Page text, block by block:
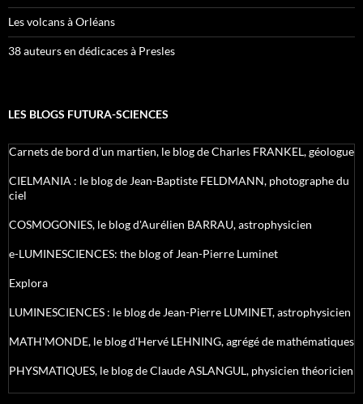
Les volcans à Orléans
38 auteurs en dédicaces à Presles
LES BLOGS FUTURA-SCIENCES
Carnets de bord d’un martien, le blog de Charles FRANKEL, géologue
CIELMANIA : le blog de Jean-Baptiste FELDMANN, photographe du
ciel
COSMOGONIES, le blog d'Aurélien BARRAU, astrophysicien
e-LUMINESCIENCES: the blog of Jean-Pierre Luminet
Explora
LUMINESCIENCES : le blog de Jean-Pierre LUMINET, astrophysicien
MATH'MONDE, le blog d'Hervé LEHNING, agrégé de mathématiques
PHYSMATIQUES, le blog de Claude ASLANGUL, physicien théoricien